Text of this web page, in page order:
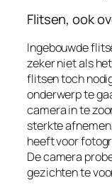
Flitsen, ook
Ingebouwde
zeker niet als
flitsen toch
onderwerp te
camera in te
sterkte
heeft voor
De camera
gezichten te